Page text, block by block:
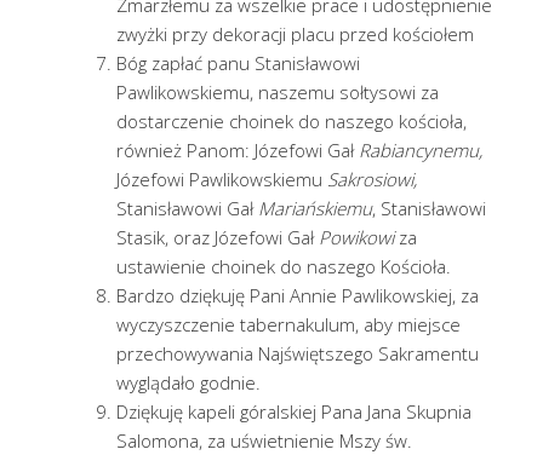
zwyżki przy dekoracji placu przed kościołem
Bóg zapłać panu Stanisławowi
Pawlikowskiemu, naszemu sołtysowi za
dostarczenie choinek do naszego kościoła,
również Panom: Józefowi Gał Rabiancynemu,
Józefowi Pawlikowskiemu Sakrosiowi,
Stanisławowi Gał Mariańskiemu, Stanisławowi
Stasik, oraz Józefowi Gał Powikowiza
ustawienie choinek do naszego Kościoła.
Bardzo dziękuję Pani Annie Pawlikowskiej, za
wyczyszczenie tabernakulum, aby miejsce
przechowywania Najświętszego Sakramentu
wyglądało godnie.
Dziękuję kapeli góralskiej Pana Jana Skupnia
Salomona, za uświetnienie Mszy św.